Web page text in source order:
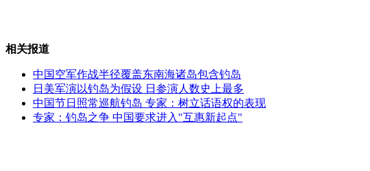
红包压岁钱看涨 有老有小的中层"亚历山大"
相关报道
中国空军作战半径覆盖东南海诸岛包含钓岛
日美军演以钓岛为假设 日参演人数史上最多
中国节日照常巡航钓岛 专家：树立话语权的表现
专家：钓岛之争 中国要求进入"互惠新起点"